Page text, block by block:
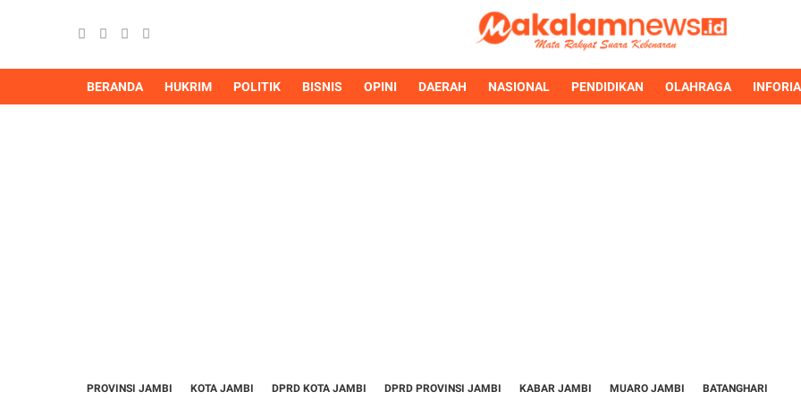
BERANDA HUKRIM POLITIK BISNIS OPINI DAERAH NASIONAL PENDIDIKAN OLAHRAGA
PROVINSI JAMBI KOTA JAMBI DPRD KOTA JAMBI DPRD PROVINSI JAMBI KABAR JAMBI MUARO JAMBI BATANGHARI